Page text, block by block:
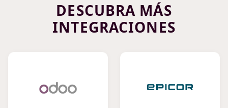
DESCUBRA MÁS
INTEGRACIONES